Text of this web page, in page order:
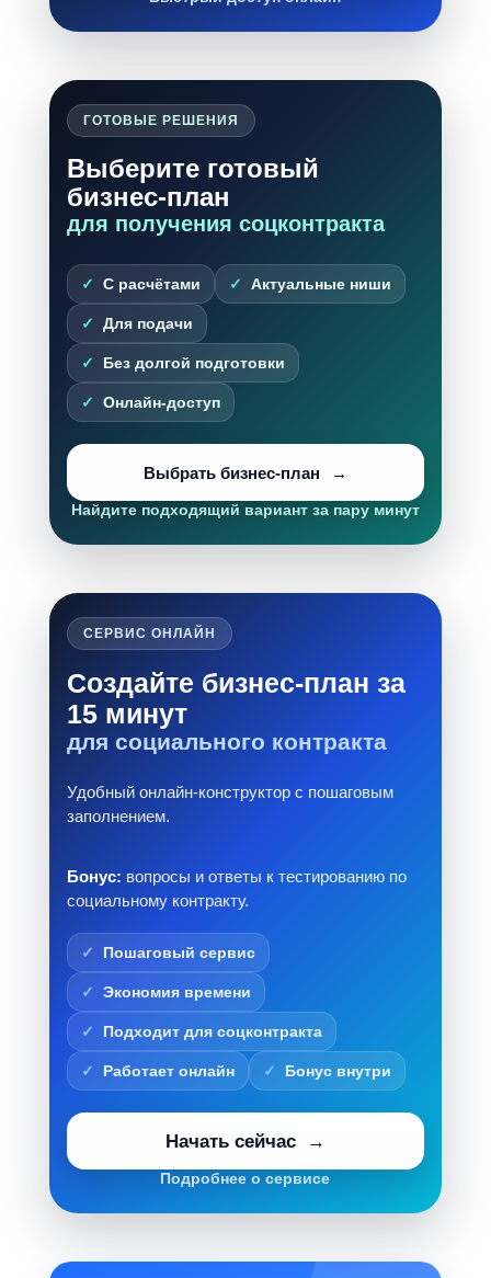
ГОТОВЫЕ РЕШЕНИЯ
Выберите готовый
бизнес-план
для получения соцконтракта
С расчётами Актуальные ниши
Для подачи
Без долгой подготовки
Онлайн-доступ
Выбрать бизнес-план
Найдите подходящий вариант за пару минут
СЕРВИС ОНЛАЙН
Создайте бизнес-план за
15 минут
для социального контракта
Удобный онлайн-конструктор с пошаговым
заполнением.
Бонус: вопросы и ответы к тестированию по
социальному контракту.
Пошаговый сервис
Экономия времени
Подходит для соцконтракта
Работает онлайн Бонус внутри
Начать сейчас
Подробнее о сервисе